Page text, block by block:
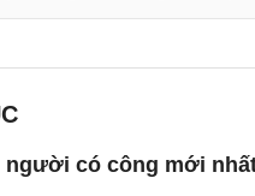
có công mới